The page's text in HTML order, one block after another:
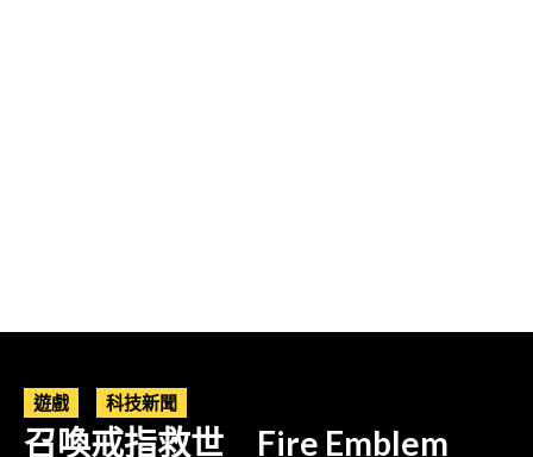
遊戲 科技新聞
召喚戒指救世 Fire Emblem